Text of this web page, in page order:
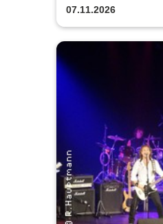
ABBA
07.11.2026